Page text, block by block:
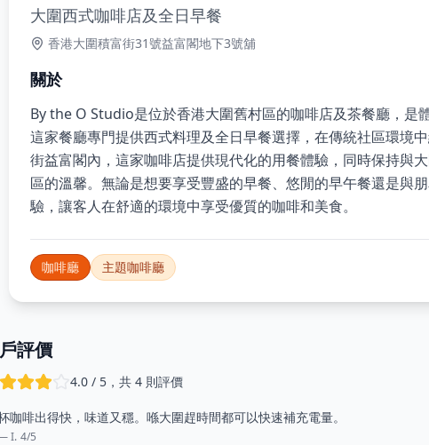
大圍西式咖啡店及全日早餐
香港大圍積富街31號益富閣地下3號舖
關於
By the O Studio是位於香港大圍舊村區的咖啡店及茶餐廳，是
這家餐廳專門提供西式料理及全日早餐選擇，在傳統社區環境
街益富閣內，這家咖啡店提供現代化的用餐體驗，同時保持與
區的溫馨。無論是想要享受豐盛的早餐、悠閒的早午餐還是與
驗，讓客人在舒適的環境中享受優質的咖啡和美食。
咖啡廳 主題咖啡廳
評價
4.0 / 5，共 4 則評價
咖啡出得快，味道又穩。喺大圍趕時間都可以快速補充電量。
I. 4/5